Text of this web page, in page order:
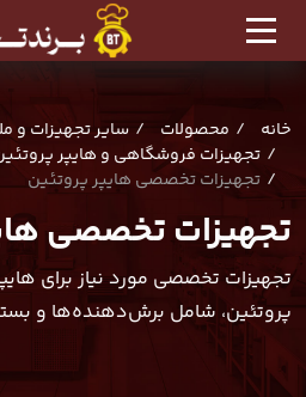
خانه محصولات
سایر تجهیزات و
تجهیزات فروشگاهی و هایپر
تجهیزات تخصصی هایپر پروتئین
تجهیزات تخصصی
تجهیزات تخصصی مورد نیاز برای
پروتئین، شامل برش‌دهنده‌ها و